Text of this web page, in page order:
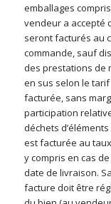
emballages
vendeur a accepté
seront facturés au
commande, sauf
des prestations de
en sus selon le
facturée, sans
participation
déchets
est facturée au
y compris en cas
date de livraison.
facture doit être